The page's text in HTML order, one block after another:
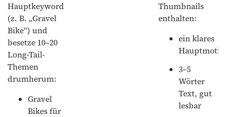
Hauptkeyword
(z. B. „Gravel
Bike“) und
besetze 10–20
Long-Tail-
Themen
drumherum:
Gravel
Bikes für
Thumbnails
enthalten:
ein klares
Hauptmotiv
3–5
Wörter
Text, gut
lesbar